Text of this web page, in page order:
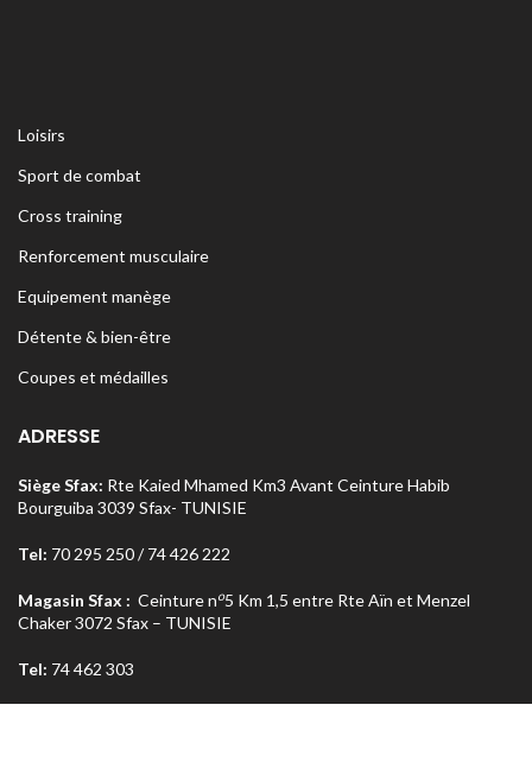
Loisirs
Sport de combat
Cross training
Renforcement musculaire
Equipement manège
Détente & bien-être
Coupes et médailles
ADRESSE
Siège Sfax: Rte Kaied Mhamed Km3 Avant Ceinture Habib
Bourguiba 3039 Sfax- TUNISIE
Tel: 70 295 250 / 74 426 222
Magasin Sfax : Ceinture no5 Km 1,5 entre Rte Aïn et Menzel
Chaker 3072 Sfax – TUNISIE
Tel: 74 462 303